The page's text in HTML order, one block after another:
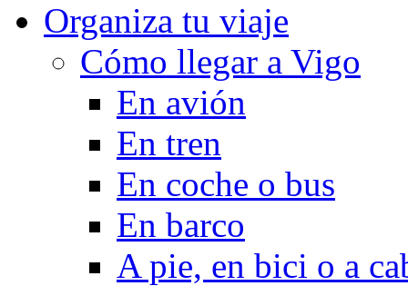
Organiza tu viaje
Cómo llegar a Vigo
En avión
En tren
En coche o bus
En barco
A pie, en bici o a